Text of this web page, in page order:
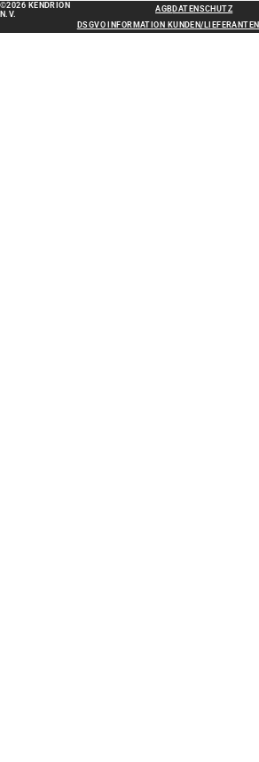
©2026 KENDRION
N.V.
AGBDATENSCHUTZ
DSGVO INFORMATION KUNDEN/LIEFERANTEN